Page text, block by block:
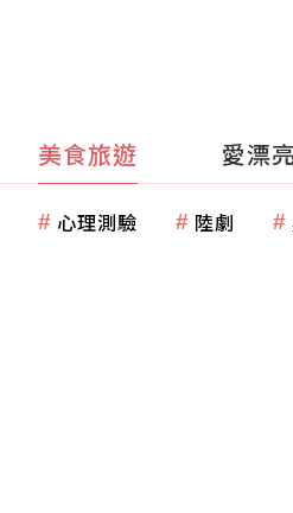
美食旅遊 愛漂亮
心理測驗 陸劇